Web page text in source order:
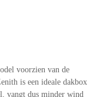
voorzien van de
is een ideale dakbox
vangt dus minder wind